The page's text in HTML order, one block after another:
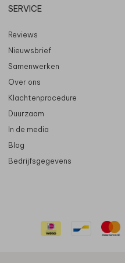
SERVICE
Reviews
Nieuwsbrief
Samenwerken
Over ons
Klachtenprocedure
Duurzaam
In de media
Blog
Bedrijfsgegevens